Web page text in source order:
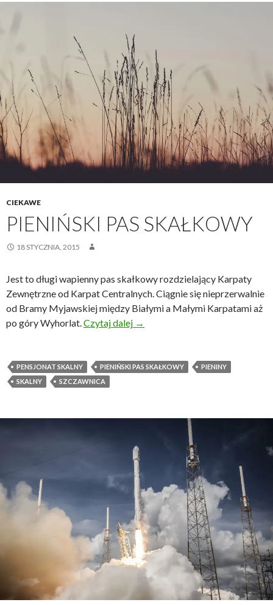
CIEKAWE
PIENIŃSKI PAS SKAŁKOWY
18 STYCZNIA, 2015
Jest to długi wapienny pas skałkowy rozdzielający Karpaty
Zewnętrzne od Karpat Centralnych. Ciągnie się nieprzerwalnie
od Bramy Myjawskiej między Białymi a Małymi Karpatami aż
po góry Wyhorlat. Czytaj dalej Pieniński Pas Skałkowy
→
PENSJONAT SKALNY PIENIŃSKI PAS SKAŁKOWY
PIENINY
SKALNY
SZCZAWNICA